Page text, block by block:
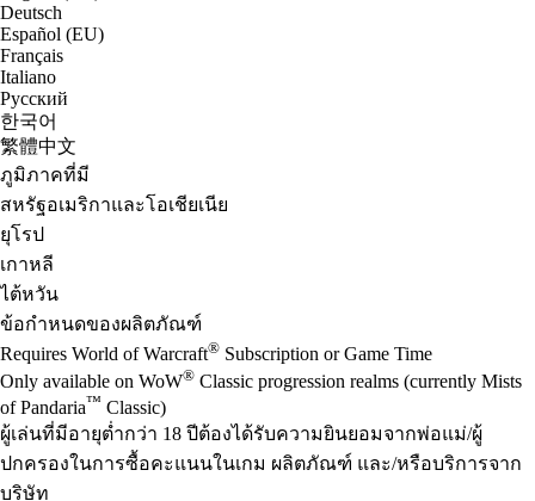
Deutsch
Español (EU)
Français
Italiano
Русский
한국어
繁體中文
ภูมิภาคที่มี
สหรัฐอเมริกาและโอเชียเนีย
ยุโรป
เกาหลี
ไต้หวัน
ข้อกำหนดของผลิตภัณฑ์
Requires World of Warcraft® Subscription or Game Time
Only available on WoW® Classic progression realms (currently Mists
of Pandaria™ Classic)
ผู้เล่นที่มีอายุต่ำกว่า 18 ปีต้องได้รับความยินยอมจากพ่อแม่/ผู้
ปกครองในการซื้อคะแนนในเกม ผลิตภัณฑ์ และ/หรือบริการจาก
บริษัท